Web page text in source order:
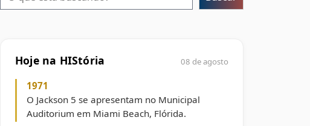
Hoje na HIStória 08 de agosto
1971
O Jackson 5 se apresentam no Municipal
Auditorium em Miami Beach, Flórida.